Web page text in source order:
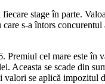
stage în parte.
s-a întors concurentul
cel mare este în
se scade din
se aplică